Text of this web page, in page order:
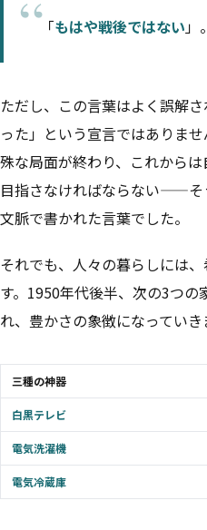
「もはや戦後ではない」。
ただし、この言葉はよく誤解
った」という宣言ではありま
殊な局面が終わり、これから
目指さなければならない——そ
文脈で書かれた言葉でした。
それでも、人々の暮らしには
す。1950年代後半、次の3つ
れ、豊かさの象徴になっていき
三種の神器
白黒テレビ
電気洗濯機
電気冷蔵庫